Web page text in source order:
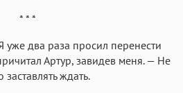
* * *
уже два раза просил перенести
Артур, завидев меня. — Не
ждать.